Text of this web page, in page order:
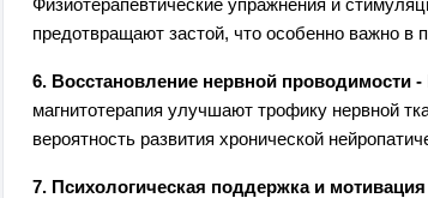
Физиотерапевтические упражнения и
предотвращают застой, что особенно важно в
6. Восстановление нервной проводимости -
магнитотерапия улучшают трофику нервной
вероятность развития хронической
7. Психологическая поддержка и мотивация